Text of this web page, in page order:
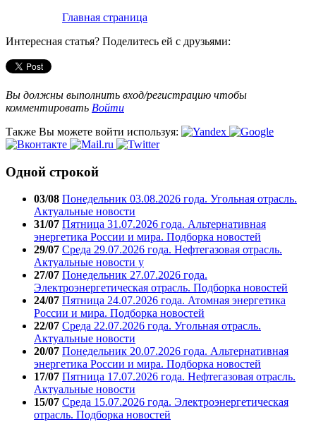
Главная страница
Интересная статья? Поделитесь ей с друзьями:
Вы должны выполнить вход/регистрацию чтобы
комментировать Войти
Также Вы можете войти используя:
Одной строкой
03/08 Понедельник 03.08.2026 года. Угольная отрасль.
Актуальные новости
31/07 Пятница 31.07.2026 года. Альтернативная
энергетика России и мира. Подборка новостей
29/07 Среда 29.07.2026 года. Нефтегазовая отрасль.
Актуальные новости у
27/07 Понедельник 27.07.2026 года.
Электроэнергетическая отрасль. Подборка новостей
24/07 Пятница 24.07.2026 года. Атомная энергетика
России и мира. Подборка новостей
22/07 Среда 22.07.2026 года. Угольная отрасль.
Актуальные новости
20/07 Понедельник 20.07.2026 года. Альтернативная
энергетика России и мира. Подборка новостей
17/07 Пятница 17.07.2026 года. Нефтегазовая отрасль.
Актуальные новости
15/07 Среда 15.07.2026 года. Электроэнергетическая
отрасль. Подборка новостей